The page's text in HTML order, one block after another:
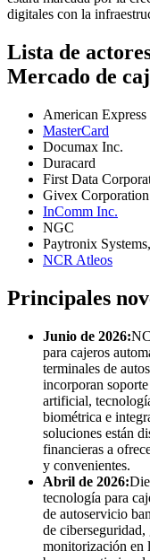
digitales con la
Lista de
Mercado de
American
MasterCard
Documax Inc.
Duracard
First Data
Givex Corporation
InComm Inc.
NGC
Paytronix
NCR Atleos
Principales
Junio ​​de 2026:
para cajeros
terminales de
incorporan
artificial,
biométrica e
soluciones están
financieras a
y convenientes.
Abril de 2026:
tecnología para
de autoservicio
de ciberseguridad,
monitorización en